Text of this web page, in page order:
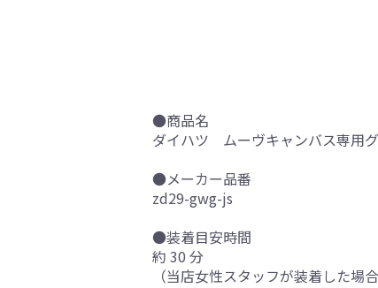
●商品名
ダイハツ ムーヴキャンバス専用
●メーカー品番
zd29-gwg-js
●装着目安時間
約 30 分
（当店女性スタッフが装着した場合